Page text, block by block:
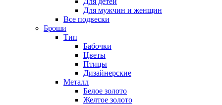
Для мужчин и женщин
Все подвески
Броши
Тип
Бабочки
Цветы
Птицы
Дизайнерские
Металл
Белое золото
Желтое золото